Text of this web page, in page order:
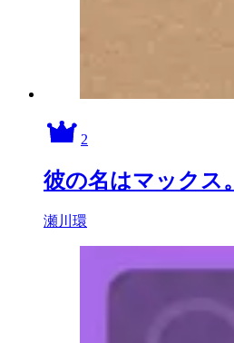
2
彼の名はマックス。
瀬川環